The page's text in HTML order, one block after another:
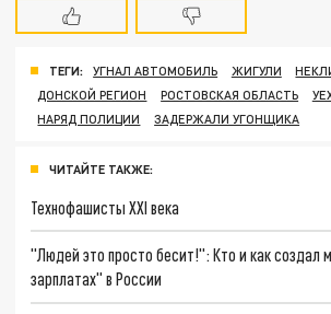
ТЕГИ: УГНАЛ АВТОМОБИЛЬ ЖИГУЛИ
ДОНСКОЙ РЕГИОН
РОСТОВСКАЯ ОБЛАСТЬ
НАРЯД ПОЛИЦИИ
ЗАДЕРЖАЛИ УГОНЩИКА
ЧИТАЙТЕ ТАКЖЕ:
Технофашисты XXI века
"Людей это просто бесит!": Кто и как создал
зарплатах" в России